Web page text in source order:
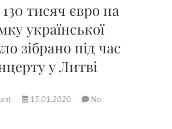
тисяч євро на
української
зібрано під час
у Литві
15.01.2020
No